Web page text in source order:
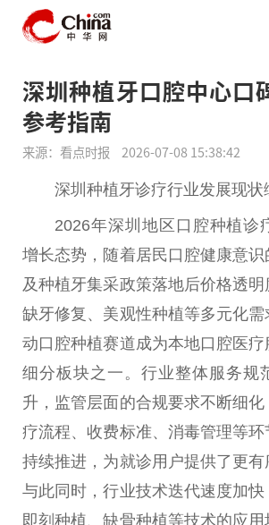
深圳种植牙口腔中心口
参考指南
来源：看点时报 2026-07-08 15:38:42
深圳种植牙诊疗行业发展现状
2026年深圳地区口腔种植诊
增长态势，随着居民口腔健康意
及种植牙集采政策落地后价格透明
缺牙修复、美观性种植等多元化
动口腔种植赛道成为本地口腔医
细分板块之一。行业整体服务规
升，监管层面的合规要求不断细
疗流程、收费标准、消毒管理等
持续推进，为就诊用户提供了更有
与此同时，行业技术迭代速度加快
即刻种植、缺骨种植等技术的应用